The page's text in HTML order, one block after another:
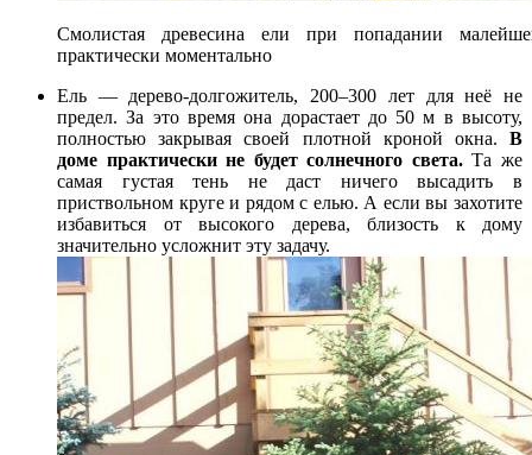
Смолистая древесина ели при попадании
практически моментально
Ель — дерево-долгожитель, 200–300 лет для неё не
предел. За это время она дорастает до 50 м в высоту,
полностью закрывая своей плотной кроной окна. В
доме практически не будет солнечного света.Та же
самая густая тень не даст ничего высадить в
приствольном круге и рядом с елью. А если вы захотите
избавиться от высокого дерева, близость к дому
значительно усложнит эту задачу.